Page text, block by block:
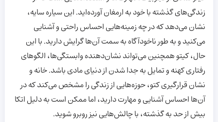
زندگی‌های گذشته با خود به ارمغان آورده‌اید. این سیاره سایه،
نشان می‌دهد که در چه زمینه‌هایی احساس راحتی و آشنایی
می‌کنید و به طور ناخودآگاه به سمت آن‌ها گرایش دارید. با این
حال، کیتو همچنین می‌تواند نشان‌دهنده وابستگی‌ها، الگوهای
رفتاری کهنه و تمایل به جدا شدن از دنیای مادی باشد. خانه و
نشان قرارگیری کتو، حوزه‌هایی از زندگی را مشخص می‌کند که در
آن‌ها احساس آشنایی و مهارت دارید، اما ممکن است به دلیل اتکا
بیش از حد به گذشته، با چالش‌هایی نیز روبرو شوید.